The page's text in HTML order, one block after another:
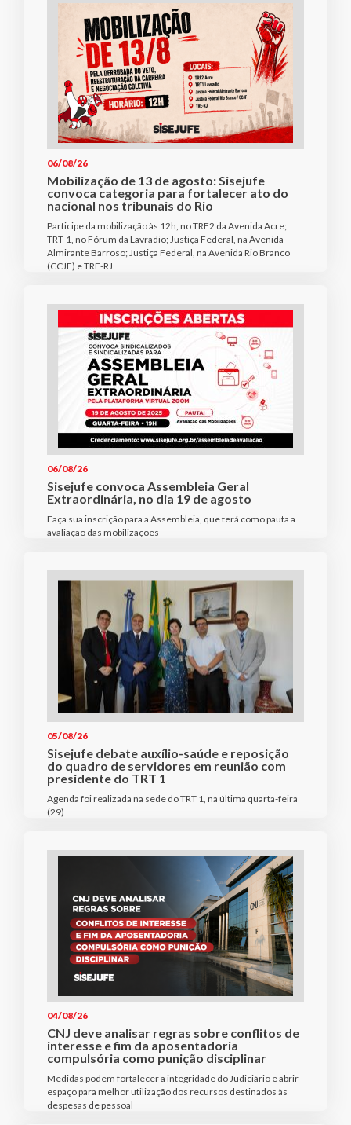
06/08/26
Mobilização de 13 de agosto: Sisejufe
convoca categoria para fortalecer ato do
nacional nos tribunais do Rio
Participe da mobilização às 12h, no TRF2 da Avenida Acre;
TRT-1, no Fórum da Lavradio; Justiça Federal, na Avenida
Almirante Barroso; Justiça Federal, na Avenida Rio Branco
(CCJF) e TRE-RJ.
06/08/26
Sisejufe convoca Assembleia Geral
Extraordinária, no dia 19 de agosto
Faça sua inscrição para a Assembleia, que terá como pauta a
avaliação das mobilizações
05/08/26
Sisejufe debate auxílio-saúde e reposição
do quadro de servidores em reunião com
presidente do TRT 1
Agenda foi realizada na sede do TRT 1, na última quarta-feira
(29)
04/08/26
CNJ deve analisar regras sobre conflitos de
interesse e fim da aposentadoria
compulsória como punição disciplinar
Medidas podem fortalecer a integridade do Judiciário e abrir
espaço para melhor utilização dos recursos destinados às
despesas de pessoal